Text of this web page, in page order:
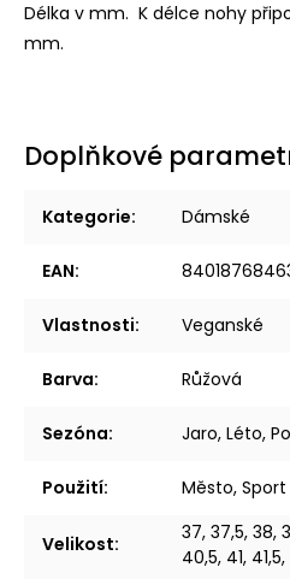
Délka v mm. K délce nohy
mm.
Doplňkové
Kategorie: Dámské
EAN:
Vlastnosti: Veganské
Barva: Růžová
Sezóna: Jaro, Léto,
Použití: Město, Sport
Velikost:
37, 37,5, 38,
40,5, 41,